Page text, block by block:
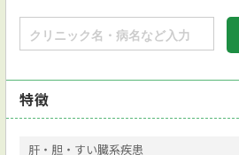
特徴
肝・胆・すい臓系疾患